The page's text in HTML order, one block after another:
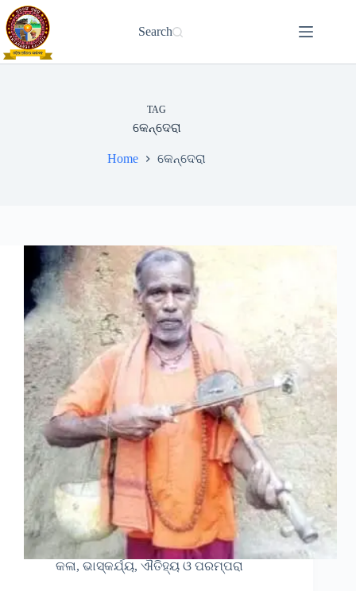
Skip
to
content
Search
TAG
କେନ୍ଦେରା
Home କେନ୍ଦେରା
କଳା, ଭାସ୍କର୍ଯ୍ୟ, ଐତିହ୍ୟ ଓ ପରମ୍ପରା